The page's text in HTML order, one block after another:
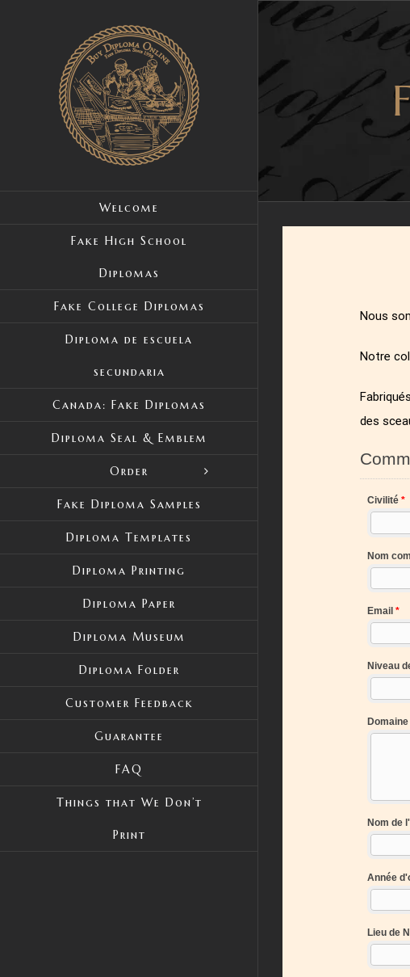
Welcome
Fake High School
Diplomas
Fake College Diplomas
Diploma de escuela
secundaria
Canada: Fake Diplomas
Diploma Seal & Emblem
Order
Fake Diploma Samples
Diploma Templates
Diploma Printing
Diploma Paper
Diploma Museum
Diploma Folder
Customer Feedback
Guarantee
FAQ
Things that We Don’t
Print
Nous
Notre
des